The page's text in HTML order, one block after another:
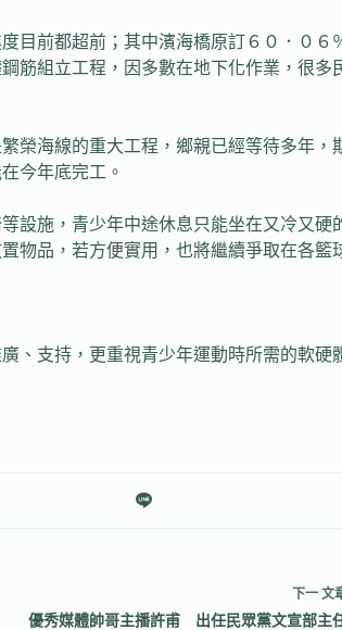
前都超前；其中濱海橋原訂６０．０６
筋組立工程，因多數在地下化作業，很
海線的重大工程，鄉親已經等待多年，
今年底完工。
施，青少年中途休息只能坐在又冷又硬
物品，若方便實用，也將繼續爭取在各籃
支持，更重視青少年運動時所需的軟硬
下一 文
優秀媒體帥哥主播許甫 出任民眾黨文宣部主